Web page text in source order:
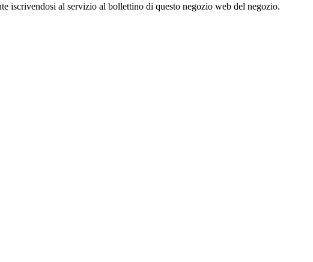
iscrivendosi al servizio al bollettino di questo negozio web del negozio.